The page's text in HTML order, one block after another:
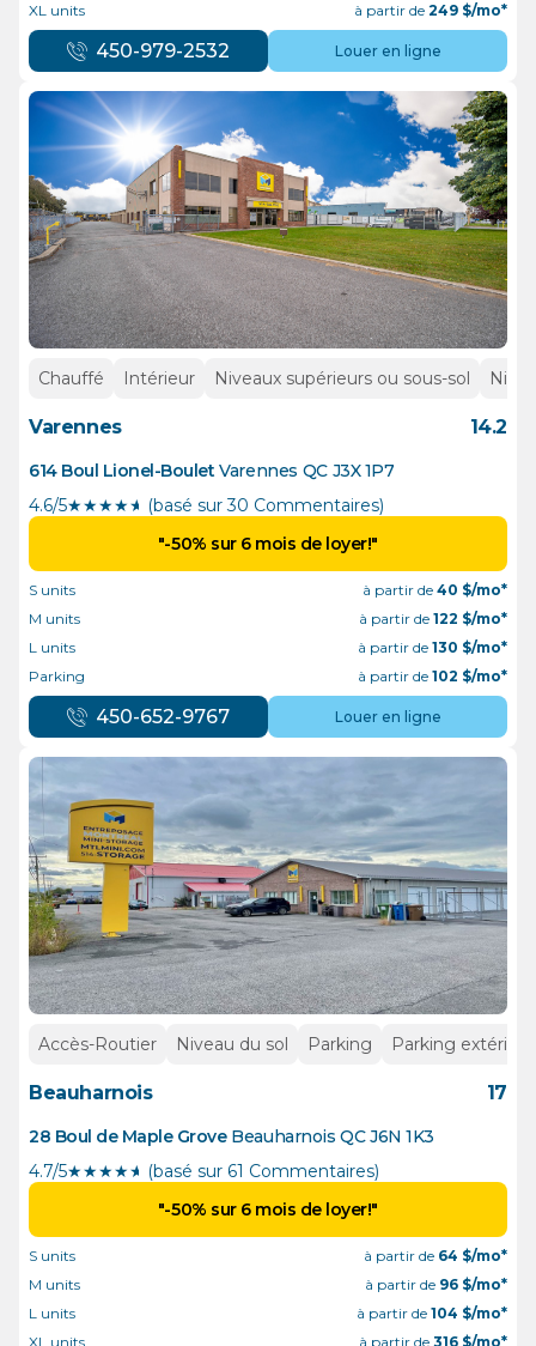
XL units
à partir de 249 $/mo*
450-979-2532 Louer en ligne
Chauffé Intérieur Niveaux supérieurs ou sous-sol
Varennes 14.2
614 Boul Lionel-Boulet Varennes QC J3X 1P7
4.6/5★★★★½ (basé sur 30 Commentaires)
"-50% sur 6 mois de loyer!"
S units à partir de 40 $/mo*
M units
à partir de 122 $/mo*
L units
à partir de 130 $/mo*
Parking
à partir de 102 $/mo*
450-652-9767 Louer en ligne
Accès-Routier Niveau du sol Parking Parking extérieur
Beauharnois 17
28 Boul de Maple Grove Beauharnois QC J6N 1K3
4.7/5★★★★½ (basé sur 61 Commentaires)
"-50% sur 6 mois de loyer!"
S units à partir de 64 $/mo*
M units
à partir de 96 $/mo*
L units
à partir de 104 $/mo*
XL units
à partir de 316 $/mo*